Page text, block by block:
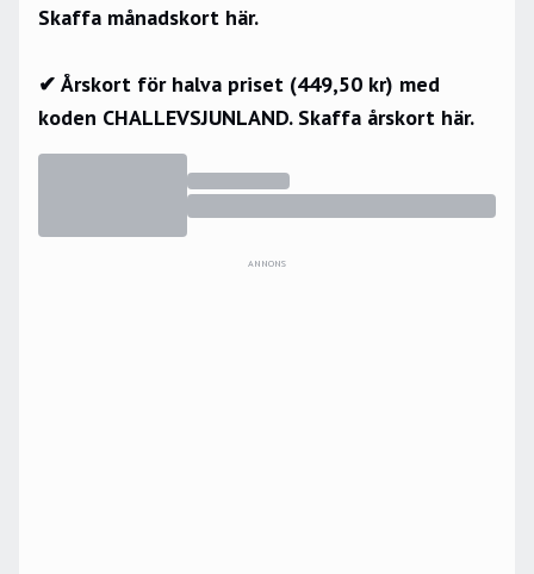
Skaffa månadskort här.
✔ Årskort för halva priset (449,50 kr) med
koden CHALLEVSJUNLAND. Skaffa årskort här.
ANNONS